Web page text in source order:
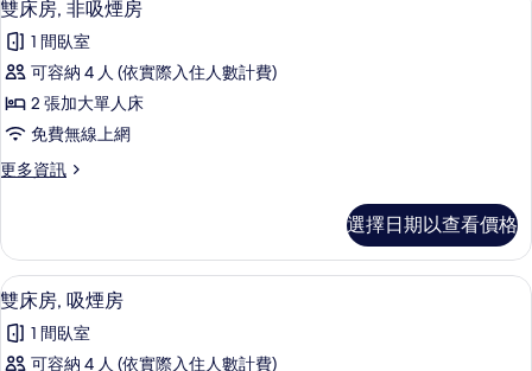
有
相
片
煙
的
詳
示
雙
床
房,
吸
房
的
所
有
雙床房, 非吸煙房
1 間臥室
可容納 4 人 (依實際入住人數計費)
2 張加大單人床
免費無線上網
更多資訊
更
房,
非
吸
房
的
選擇日期以查看價格
顯
示
雙
8
雙床房, 吸煙房
1 間臥室
可容納 4 人 (依實際入住人數計費)